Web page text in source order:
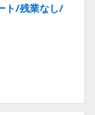
ト/残業なし/